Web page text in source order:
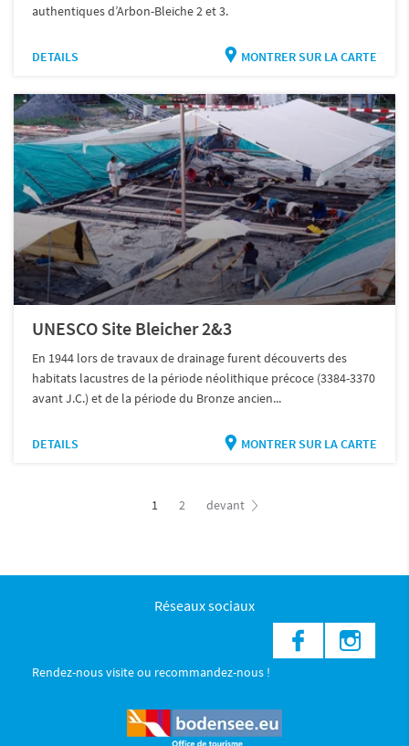
authentiques d’Arbon-Bleiche 2 et 3.
DETAILS MONTRER SUR LA CARTE
UNESCO Site Bleicher 2&3
En 1944 lors de travaux de drainage furent découverts des
habitats lacustres de la période néolithique précoce (3384-3370
avant J.C.) et de la période du Bronze ancien...
DETAILS MONTRER SUR LA CARTE
1 2 devant
Réseaux sociaux
Rendez-nous visite ou recommandez-nous !